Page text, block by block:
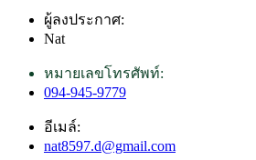
ผู้ลงประกาศ:
Nat
หมายเลขโทรศัพท์:
094-945-9779
อีเมล์:
nat8597.d@gmail.com